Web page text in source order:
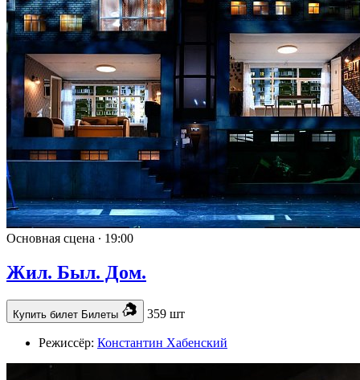
Основная сцена ∙ 19:00
Жил. Был. Дом.
Купить билет Билеты 359 шт
Режиссёр: Константин Хабенский